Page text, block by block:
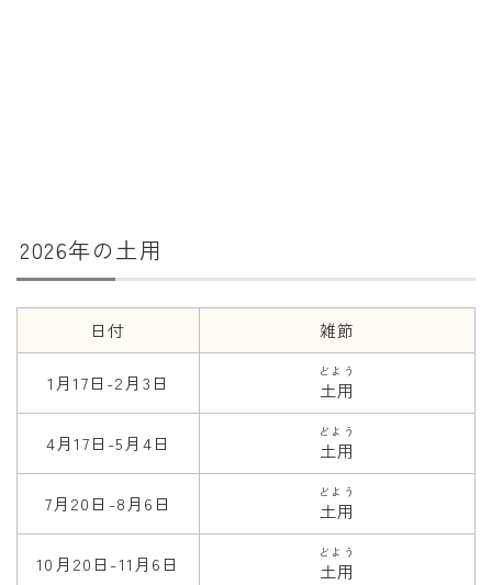
長寿のお祝い
季節の工作
2026年の土用
日付 雑節
1月17日-2月3日 土用
どよう
4月17日-5月4日 土用
どよう
7月20日-8月6日 土用
どよう
10月20日-11月6日 土用
どよう